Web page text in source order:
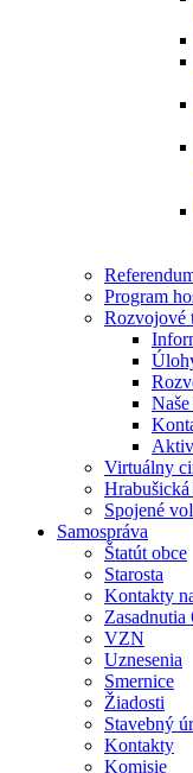
Program
Rozvojové
Virtuálny
Spojené
Samospráva
Štatút obce
Starosta
Kontakty
Zasadnutia
VZN
Uznesenia
Smernice
Žiadosti
Stavebný
Kontakty
Komisie